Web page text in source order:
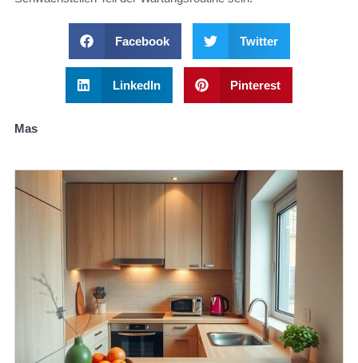
Facebook Twitter
LinkedIn Pinterest
Mas